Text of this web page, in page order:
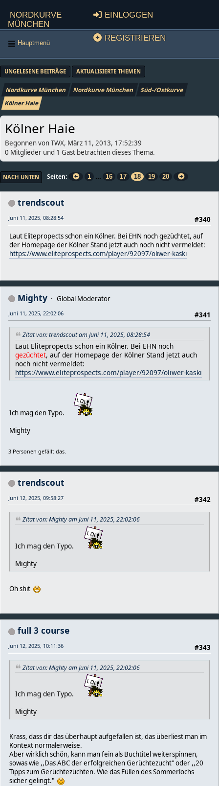
Nordkurve
München
Einloggen
Registrieren
Hauptmenü
UNGELESENE BEITRÄGE AKTUALISIERTE THEMEN
Nordkurve München Nordkurve München
Süd-/Ostkurve
Kölner Haie
Kölner Haie
Begonnen von TWX, März 11, 2013, 17:52:39
0 Mitglieder und 1 Gast betrachten dieses Thema.
NACH UNTEN Seiten 1 ... 16 17 18 19 20
trendscout
#340
Juni 11, 2025, 08:28:54
Laut Elitepropects schon ein Kölner. Bei EHN noch gezüchtet, auf
der Homepage der Kölner Stand jetzt auch noch nicht vermeldet:
https://www.eliteprospects.com/player/92097/oliwer-kaski
Mighty
Global Moderator
#341
Juni 11, 2025, 22:02:06
Zitat von: trendscout am Juni 11, 2025, 08:28:54
Laut Elitepropects schon ein Kölner. Bei EHN noch
gezüchtet, auf der Homepage der Kölner Stand jetzt auch
noch nicht vermeldet:
https://www.eliteprospects.com/player/92097/oliwer-kaski
Ich mag den Typo.
Mighty
3 Personen gefällt das.
trendscout
#342
Juni 12, 2025, 09:58:27
Zitat von: Mighty am Juni 11, 2025, 22:02:06
Ich mag den Typo.
Mighty
Oh shit
full 3 course
#343
Juni 12, 2025, 10:11:36
Zitat von: Mighty am Juni 11, 2025, 22:02:06
Ich mag den Typo.
Mighty
Krass, dass dir das überhaupt aufgefallen ist, das überliest man im
Kontext normalerweise.
Aber wirklich schön, kann man fein als Buchtitel weiterspinnen,
sowas wie ,,Das ABC der erfolgreichen Gerüchtezucht" oder ,,20
Tipps zum Gerüchtezüchten. Wie das Füllen des Sommerlochs
sicher gelingt."